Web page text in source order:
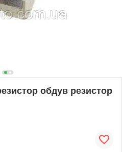
обдув резистор